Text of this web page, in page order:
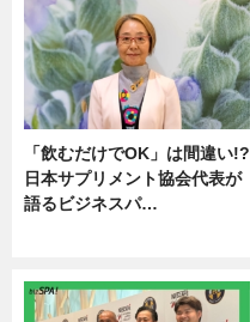
「飲むだけでOK」は間違い!?
日本サプリメント協会代表が
語るビジネスパ…